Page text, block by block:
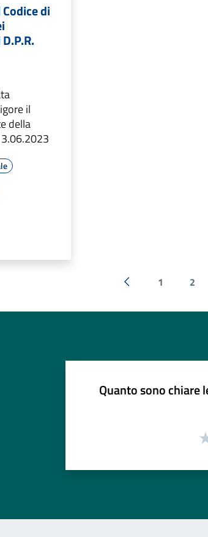
di
il
della
« Precedente
1 2
Quanto sono chiare